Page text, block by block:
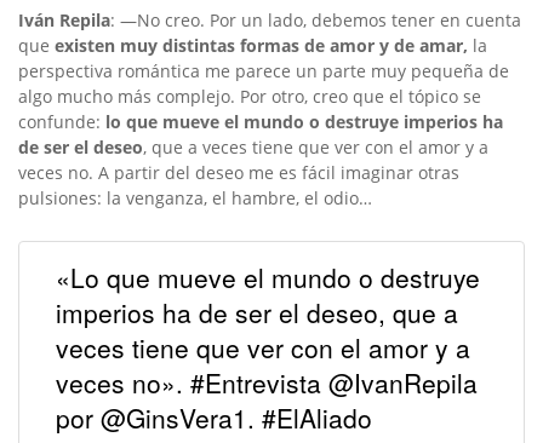
Iván Repila: —No creo. Por un lado, debemos tener en cuenta
que existen muy distintas formas de amor y de amar, la
perspectiva romántica me parece un parte muy pequeña de
algo mucho más complejo. Por otro, creo que el tópico se
confunde: lo que mueve el mundo o destruye imperios ha
de ser el deseo, que a veces tiene que ver con el amor y a
veces no. A partir del deseo me es fácil imaginar otras
pulsiones: la venganza, el hambre, el odio…
«Lo que mueve el mundo o destruye
imperios ha de ser el deseo, que a
veces tiene que ver con el amor y a
veces no». #Entrevista @IvanRepila
por @GinsVera1. #ElAliado